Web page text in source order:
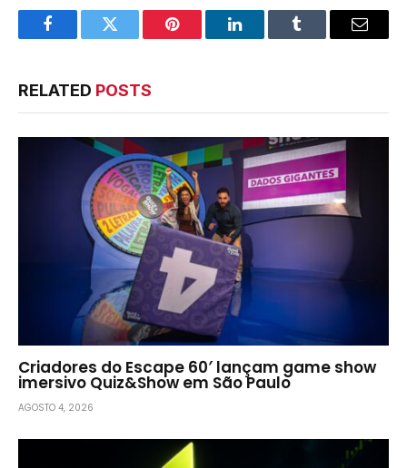
FacebookTwitter Pinterest LinkedInTumblr Email
RELATED POSTS
Criadores do Escape 60′ lançam game show
imersivo Quiz&Show em São Paulo
AGOSTO 4, 2026